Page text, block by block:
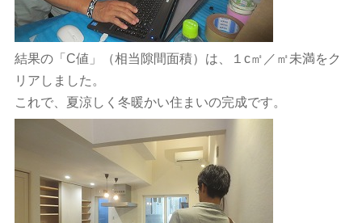
結果の「C値」（相当隙間面積）は、１c㎡／㎡未満をク
リアしました。
これで、夏涼しく冬暖かい住まいの完成です。